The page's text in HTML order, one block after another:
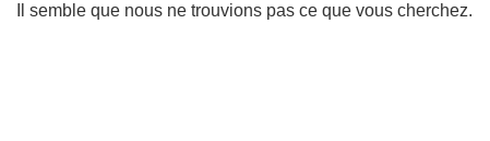
Il semble que nous ne trouvions pas ce que vous cherchez.